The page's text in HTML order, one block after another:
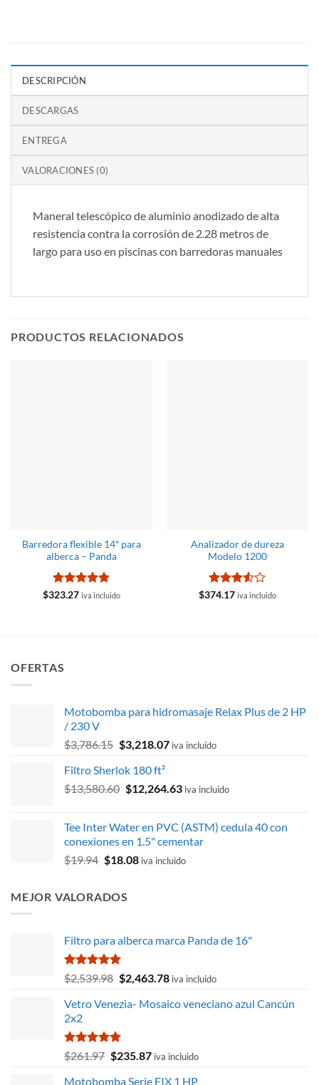
DESCRIPCIÓN
DESCARGAS
ENTREGA
VALORACIONES (0)
Maneral telescópico de aluminio anodizado de alta
resistencia contra la corrosión de 2.28 metros de
largo para uso en piscinas con barredoras manuales
PRODUCTOS RELACIONADOS
Barredora flexible 14″ para
alberca – Panda
Valorado
$323.27 iva incluido
Analizador de dureza
Modelo 1200
Valorado
$374.17 iva incluido
OFERTAS
Motobomba para hidromasaje Relax Plus de 2 HP
/ 230 V
$3,786.15 El
original
era:
$3,218.07El
es:
iva incluido
Filtro Sherlok 180 ft²
$13,580.60 El
era:
$13,580.60.
$12,264.63El
es:
$12,264.63.
iva incluido
Tee Inter Water en PVC (ASTM) cedula 40 con
conexiones en 1.5" cementar
$19.94 El
era:
$18.08Eliva incluido
MEJOR VALORADOS
Filtro para alberca marca Panda de 16"
Valorado
con
de 5
$2,539.98 El
original
$2,539.98.
$2,463.78El
actual
iva incluido
Vetro Venezia- Mosaico veneciano azul Cancún
2x2
Valorado
con
de 5
$261.97 El
$235.87Eliva incluido
Motobomba Serie FIX 1 HP